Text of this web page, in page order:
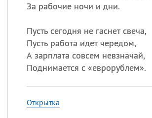
За рабочие ночи и дни.
Пусть сегодня не гаснет свеча,
Пусть работа идет чередом,
А зарплата совсем невзначай,
Поднимается с «еврорублем».
Открытка